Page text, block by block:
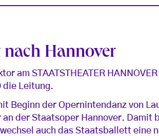
nach Hannover
am STAATSTHEATER
die Leitung.
Beginn der Opernintendanz von
der Staatsoper Hannover. Damit
auch das Staatsballett eine